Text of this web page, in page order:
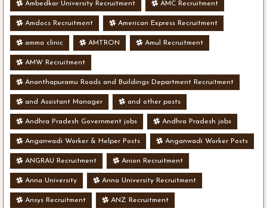
Ambedkar University Recruitment AMC Recruitment
Amdocs Recruitment American Express Recruitment
amma clinic AMTRON Amul Recruitment
AMW Recruitment
Ananthapuramu Roads and Buildings Department Recruitment
and Assistant Manager and other posts
Andhra Pradesh Government jobs Andhra Pradesh jobs
Anganwadi Worker & Helper Posts Anganwadi Worker Posts
ANGRAU Recruitment Anion Recruitment
Anna University Anna University Recruitment
Ansys Recruitment ANZ Recruitment